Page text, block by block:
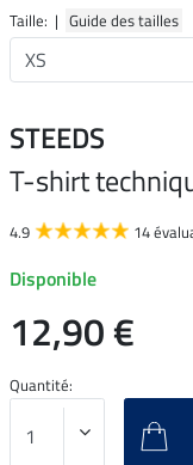
Taille: | Guide des tailles
STEEDS
T-shirt
4.9 14
Disponible
12,90 €
Quantité: